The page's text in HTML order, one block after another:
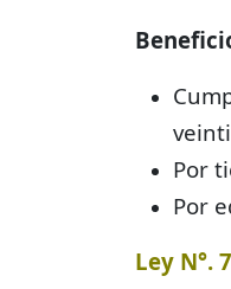
Por
Por
Ley N°.